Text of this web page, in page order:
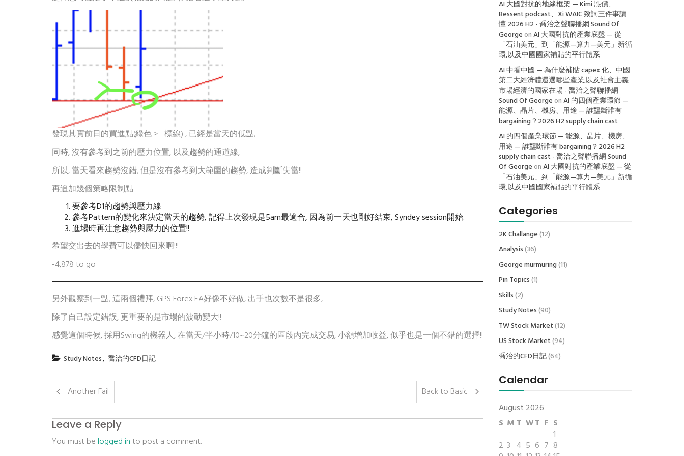
發現其實前日的買進點(綠色 >– 標線) , 已經是當天的低點,
同時, 沒有參考到之前的壓力位置, 以及趨勢的通道線,
所以, 當天看來趨勢沒錯, 但是沒有參考到大範圍的趨勢, 造成判斷失當!!
再追加幾個策略限制點
要參考D1的趨勢與壓力線
參考Pattern的變化來決定當天的趨勢, 記得上次發現是5am最適合, 因為前一天也剛好結束, Syndey session開始.
進場時再注意趨勢與壓力的位置!!
希望交出去的學費可以儘快回來啊!!!
-4,878 to go
另外觀察到一點, 這兩個禮拜, GPS Forex EA好像不好做, 出手也次數不是很多,
除了自己設定錯誤, 更重要的是市場的波動變大!!
感覺這個時候, 採用Swing的機器人, 在當天/半小時/10~20分鐘的區段內完成交易, 小額增加收益, 似乎也是一個不錯的選擇!!
Study Notes, 喬治的CFD日記
Another Fail Back to Basic
Leave a Reply
You must belogged into post a comment.
AI 大國對抗的地緣框架 — Kimi 漲價、
Bessent podcast、Xi WAIC 致詞三件事讀
懂 2026 H2 - 喬治之聲聯播網 Sound Of
GeorgeonAI 大國對抗的產業底盤 — 從
「石油美元」到「能源—算力—美元」新循
環,以及中國國家補貼的平行體系
AI 中看中國 — 為什麼補貼 capex 化、中國
第二大經濟體還選哪些產業,以及社會主義
市場經濟的國家在場 - 喬治之聲聯播網
Sound Of GeorgeonAI 的四個產業環節 —
能源、晶片、機房、用途 — 誰壟斷誰有
bargaining？2026 H2 supply chain cast
AI 的四個產業環節 — 能源、晶片、機房、
用途 — 誰壟斷誰有 bargaining？2026 H2
supply chain cast - 喬治之聲聯播網 Sound
Of GeorgeonAI 大國對抗的產業底盤 — 從
「石油美元」到「能源—算力—美元」新循
環,以及中國國家補貼的平行體系
Categories
2K Challange(12)
Analysis(36)
George murmuring(11)
Pin Topics(1)
Skills(2)
Study Notes(90)
TW Stock Market(12)
US Stock Market(94)
喬治的CFD日記(64)
Calendar
August 2026
S M T WT F S
1
2 3 4 5 6 7 8